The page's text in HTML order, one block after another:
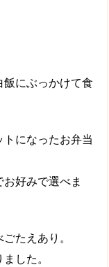
飯にぶっかけて食
トになったお弁当
好みで選べま
たえあり。
した。